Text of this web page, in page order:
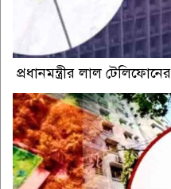
প্রধানমন্ত্রীর লাল